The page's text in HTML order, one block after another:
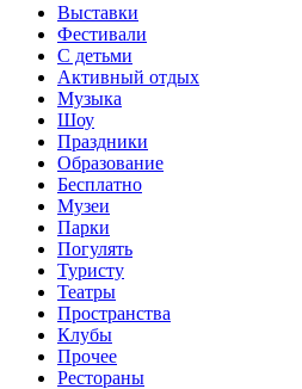
Выставки
Фестивали
С детьми
Активный отдых
Музыка
Шоу
Праздники
Образование
Бесплатно
Музеи
Парки
Погулять
Туристу
Театры
Пространства
Клубы
Прочее
Рестораны